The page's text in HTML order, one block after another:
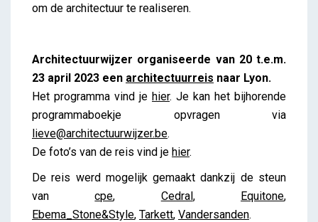
om de architectuur te realiseren.
Architectuurwijzer organiseerde van 20 t.e.m.
23 april 2023 een architectuurreis naar Lyon.
Het programma vind je hier. Je kan het bijhorende
programmaboekje opvragen via
lieve@architectuurwijzer.be.
De foto’s van de reis vind je hier.
De reis werd mogelijk gemaakt dankzij de steun
vancpe, Cedral, Equitone,
Ebema_Stone&Style, Tarkett, Vandersanden.